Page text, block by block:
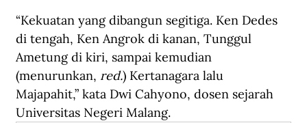
“Kekuatan yang dibangun segitiga. Ken Dedes
di tengah, Ken Angrok di kanan, Tunggul
Ametung di kiri, sampai kemudian
(menurunkan, red.) Kertanagara lalu
Majapahit,” kata Dwi Cahyono, dosen sejarah
Universitas Negeri Malang.